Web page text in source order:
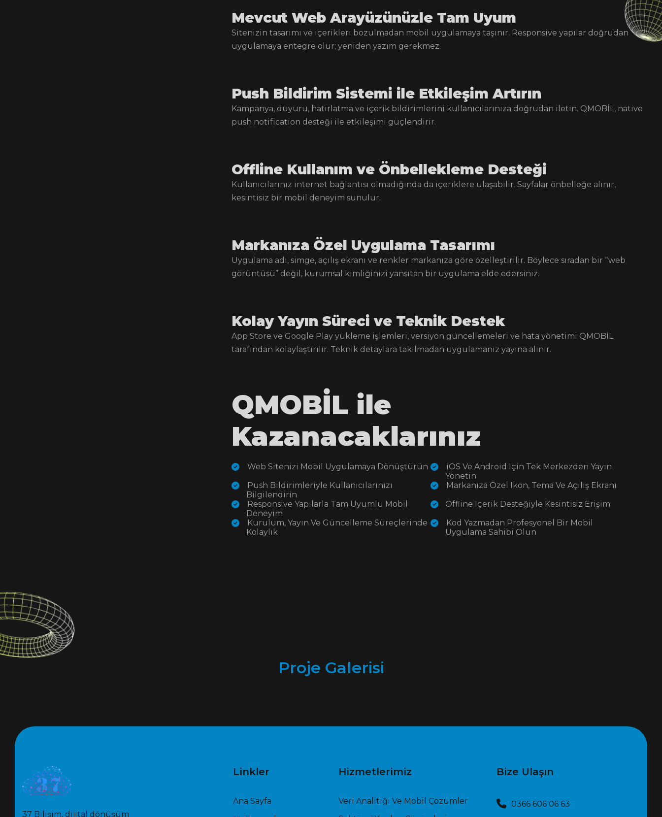
Mevcut Web Arayüzünüzle Tam Uyum
Sitenizin tasarımı ve içerikleri bozulmadan mobil uygulamaya taşınır. Responsive yapılar doğrudan
uygulamaya entegre olur; yeniden yazım gerekmez.
Push Bildirim Sistemi ile Etkileşim Artırın
Kampanya, duyuru, hatırlatma ve içerik bildirimlerini kullanıcılarınıza doğrudan iletin. QMOBİL, native
push notification desteği ile etkileşimi güçlendirir.
Offline Kullanım ve Önbellekleme Desteği
Kullanıcılarınız internet bağlantısı olmadığında da içeriklere ulaşabilir. Sayfalar önbelleğe alınır,
kesintisiz bir mobil deneyim sunulur.
Markanıza Özel Uygulama Tasarımı
Uygulama adı, simge, açılış ekranı ve renkler markanıza göre özelleştirilir. Böylece sıradan bir “web
görüntüsü” değil, kurumsal kimliğinizi yansıtan bir uygulama elde edersiniz.
Kolay Yayın Süreci ve Teknik Destek
App Store ve Google Play yükleme işlemleri, versiyon güncellemeleri ve hata yönetimi QMOBİL
tarafından kolaylaştırılır. Teknik detaylara takılmadan uygulamanız yayına alınır.
QMOBİL ile
Kazanacaklarınız
Web Sitenizi Mobil Uygulamaya Dönüştürün
IOS Ve Android Için Tek Merkezden Yayın
Yönetin
Push Bildirimleriyle Kullanıcılarınızı
Bilgilendirin
Markanıza Özel Ikon, Tema Ve Açılış Ekranı
Responsive Yapılarla Tam Uyumlu Mobil
Deneyim
Offline Içerik Desteğiyle Kesintisiz Erişim
Kurulum, Yayın Ve Güncelleme Süreçlerinde
Kolaylık
Kod Yazmadan Profesyonel Bir Mobil
Uygulama Sahibi Olun
Proje Galerisi
37 Bilişim, dijital dönüşüm
Linkler
Ana Sayfa
Hizmetlerimiz
Veri Analitiği Ve Mobil Çözümler
Bize Ulaşın
0366 606 06 63